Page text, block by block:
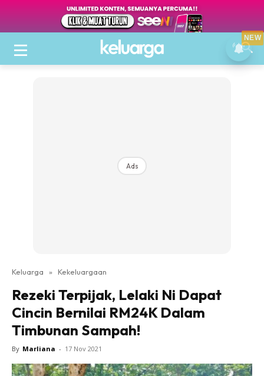
Ads
Keluarga » Kekeluargaan
Rezeki Terpijak, Lelaki Ni Dapat
Cincin Bernilai RM24K Dalam
Timbunan Sampah!
By Marliana - 17 Nov 2021
NEW